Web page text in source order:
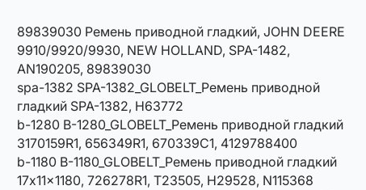
89839030 Ремень приводной гладкий, JOHN DEERE
9910/9920/9930, NEW HOLLAND, SPA-1482,
AN190205, 89839030
spa-1382 SPA-1382_GLOBELT_Ремень приводной
гладкий SPA-1382, H63772
b-1280 B-1280_GLOBELT_Ремень приводной гладкий
3170159R1, 656349R1, 670339C1, 4129788400
b-1180 B-1180_GLOBELT_Ремень приводной гладкий
17x11x1180, 726278R1, T23505, H29528, N115368